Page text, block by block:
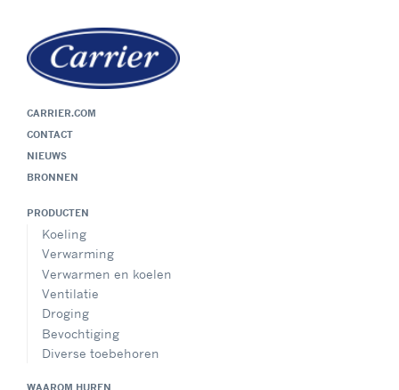
CARRIER.COM
CONTACT
NIEUWS
BRONNEN
PRODUCTEN
Koeling
Verwarming
Verwarmen en koelen
Ventilatie
Droging
Bevochtiging
Diverse toebehoren